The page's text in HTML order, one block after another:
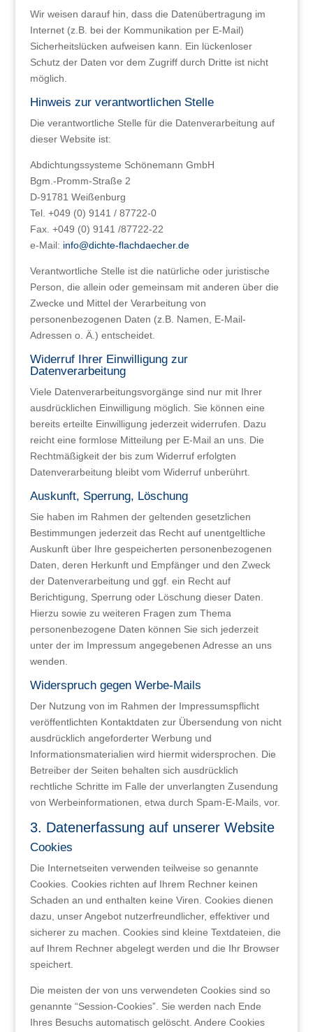
Wir weisen darauf hin, dass die Datenübertragung im
Internet (z.B. bei der Kommunikation per E-Mail)
Sicherheitslücken aufweisen kann. Ein lückenloser
Schutz der Daten vor dem Zugriff durch Dritte ist nicht
möglich.
Hinweis zur verantwortlichen Stelle
Die verantwortliche Stelle für die Datenverarbeitung auf
dieser Website ist:
Abdichtungssysteme Schönemann GmbH
Bgm.-Promm-Straße 2
D-91781 Weißenburg
Tel. +049 (0) 9141 / 87722-0
Fax. +049 (0) 9141 /87722-22
e-Mail: info@dichte-flachdaecher.de
Verantwortliche Stelle ist die natürliche oder juristische
Person, die allein oder gemeinsam mit anderen über die
Zwecke und Mittel der Verarbeitung von
personenbezogenen Daten (z.B. Namen, E-Mail-
Adressen o. Ä.) entscheidet.
Widerruf Ihrer Einwilligung zur
Datenverarbeitung
Viele Datenverarbeitungsvorgänge sind nur mit Ihrer
ausdrücklichen Einwilligung möglich. Sie können eine
bereits erteilte Einwilligung jederzeit widerrufen. Dazu
reicht eine formlose Mitteilung per E-Mail an uns. Die
Rechtmäßigkeit der bis zum Widerruf erfolgten
Datenverarbeitung bleibt vom Widerruf unberührt.
Auskunft, Sperrung, Löschung
Sie haben im Rahmen der geltenden gesetzlichen
Bestimmungen jederzeit das Recht auf unentgeltliche
Auskunft über Ihre gespeicherten personenbezogenen
Daten, deren Herkunft und Empfänger und den Zweck
der Datenverarbeitung und ggf. ein Recht auf
Berichtigung, Sperrung oder Löschung dieser Daten.
Hierzu sowie zu weiteren Fragen zum Thema
personenbezogene Daten können Sie sich jederzeit
unter der im Impressum angegebenen Adresse an uns
wenden.
Widerspruch gegen Werbe-Mails
Der Nutzung von im Rahmen der Impressumspflicht
veröffentlichten Kontaktdaten zur Übersendung von nicht
ausdrücklich angeforderter Werbung und
Informationsmaterialien wird hiermit widersprochen. Die
Betreiber der Seiten behalten sich ausdrücklich
rechtliche Schritte im Falle der unverlangten Zusendung
von Werbeinformationen, etwa durch Spam-E-Mails, vor.
3. Datenerfassung auf unserer Website
Cookies
Die Internetseiten verwenden teilweise so genannte
Cookies. Cookies richten auf Ihrem Rechner keinen
Schaden an und enthalten keine Viren. Cookies dienen
dazu, unser Angebot nutzerfreundlicher, effektiver und
sicherer zu machen. Cookies sind kleine Textdateien, die
auf Ihrem Rechner abgelegt werden und die Ihr Browser
speichert.
Die meisten der von uns verwendeten Cookies sind so
genannte “Session-Cookies”. Sie werden nach Ende
Ihres Besuchs automatisch gelöscht. Andere Cookies